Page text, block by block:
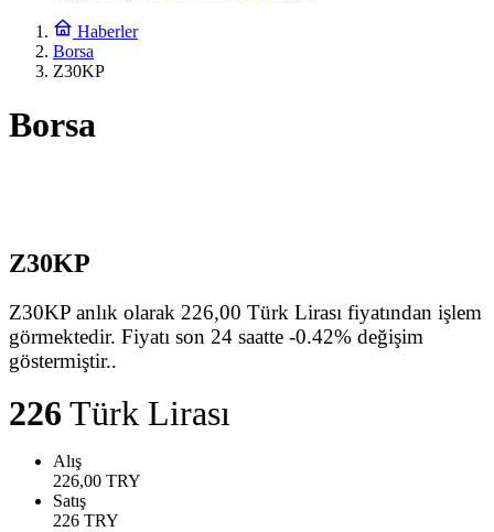
Haberler
Borsa
Z30KP
Borsa
Z30KP
Z30KP anlık olarak 226,00 Türk Lirası fiyatından işlem
görmektedir. Fiyatı son 24 saatte -0.42% değişim
göstermiştir..
226 Türk Lirası
Alış
226,00 TRY
Satış
226 TRY